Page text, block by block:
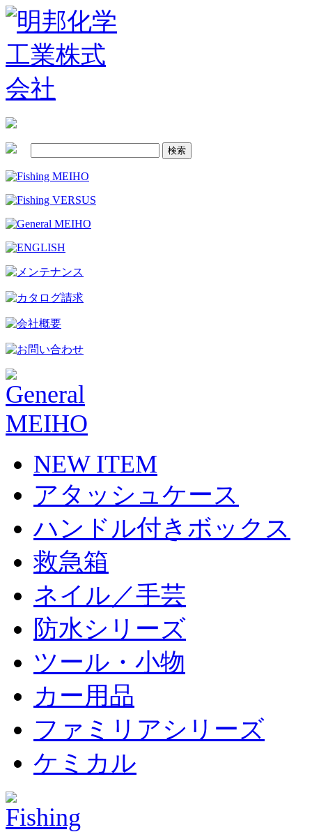
NEW ITEM
アタッシュケース
ハンドル付きボックス
救急箱
ネイル／手芸
防水シリーズ
ツール・小物
カー用品
ファミリアシリーズ
ケミカル